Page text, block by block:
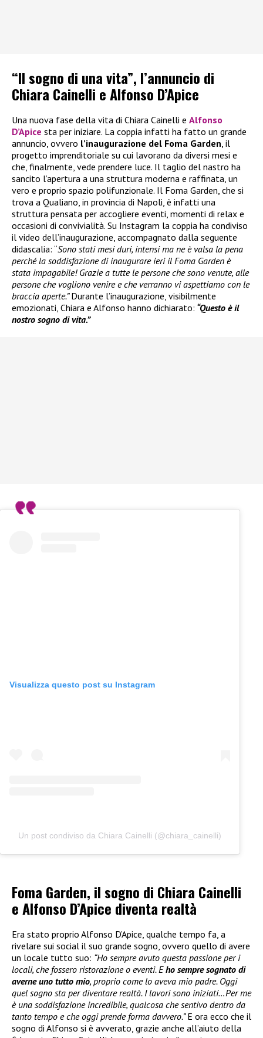
“Il sogno di una vita”, l’annuncio di
Chiara Cainelli e Alfonso D’Apice
Una nuova fase della vita di Chiara Cainelli e Alfonso
D’Apice sta per iniziare. La coppia infatti ha fatto un grande
annuncio, ovvero l’inaugurazione del Foma Garden, il
progetto imprenditoriale su cui lavorano da diversi mesi e
che, finalmente, vede prendere luce. Il taglio del nastro ha
sancito l’apertura a una struttura moderna e raffinata, un
vero e proprio spazio polifunzionale. Il Foma Garden, che si
trova a Qualiano, in provincia di Napoli, è infatti una
struttura pensata per accogliere eventi, momenti di relax e
occasioni di convivialità. Su Instagram la coppia ha condiviso
il video dell’inaugurazione, accompagnato dalla seguente
didascalia: “Sono stati mesi duri, intensi ma ne è valsa la pena
perché la soddisfazione di inaugurare ieri il Foma Garden è
stata impagabile! Grazie a tutte le persone che sono venute, alle
persone che vogliono venire e che verranno vi aspettiamo con le
braccia aperte.”Durante l’inaugurazione, visibilmente
emozionati, Chiara e Alfonso hanno dichiarato: “Questo è il
nostro sogno di vita.”
Visualizza questo post su Instagram
Un post condiviso da Chiara Cainelli (@chiara_cainelli)
Foma Garden, il sogno di Chiara Cainelli
e Alfonso D’Apice diventa realtà
Era stato proprio Alfonso D’Apice, qualche tempo fa, a
rivelare sui social il suo grande sogno, ovvero quello di avere
un locale tutto suo: “Ho sempre avuto questa passione per i
locali, che fossero ristorazione o eventi. Eho sempre sognato di
averne uno tutto mio, proprio come lo aveva mio padre. Oggi
quel sogno sta per diventare realtà. I lavori sono iniziati…Per me
è una soddisfazione incredibile, qualcosa che sentivo dentro da
tanto tempo e che oggi prende forma davvero.”E ora ecco che il
sogno di Alfonso si è avverato, grazie anche all’aiuto della